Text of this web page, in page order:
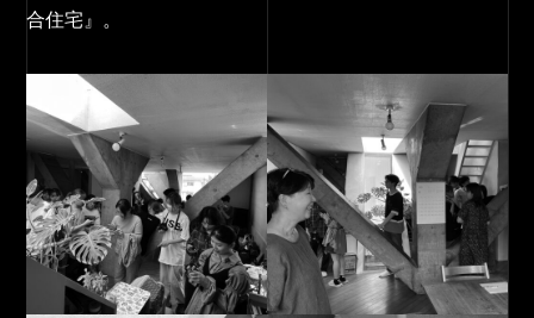
合住宅』。